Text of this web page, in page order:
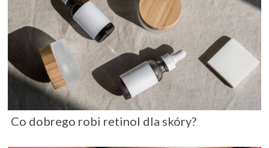
Co dobrego robi retinol dla skóry?